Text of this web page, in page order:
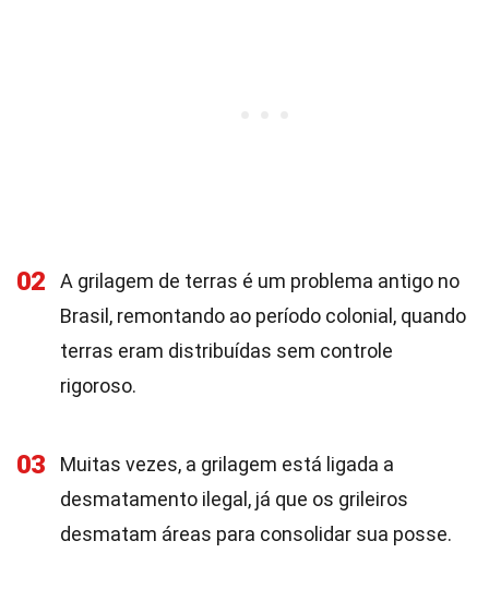
02
A grilagem de terras é um problema antigo no
Brasil, remontando ao período colonial, quando
terras eram distribuídas sem controle
rigoroso.
03
Muitas vezes, a grilagem está ligada a
desmatamento ilegal, já que os grileiros
desmatam áreas para consolidar sua posse.